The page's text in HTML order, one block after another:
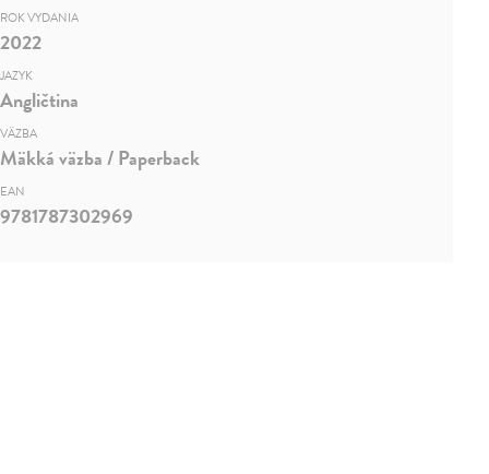
ROK VYDANIA
2022
JAZYK
Angličtina
VÄZBA
Mäkká väzba / Paperback
EAN
9781787302969